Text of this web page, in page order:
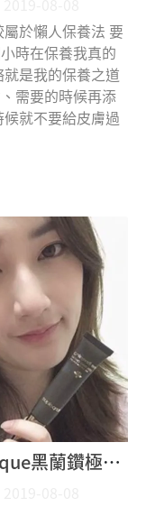
屬於懶人保養法 要
時在保養我真的
是我的保養之道
需要的時候再添
就不要給皮膚過
涵沛Hanpeique黑蘭鑽極致逆齡眼霜 Arisa Li 體驗分享